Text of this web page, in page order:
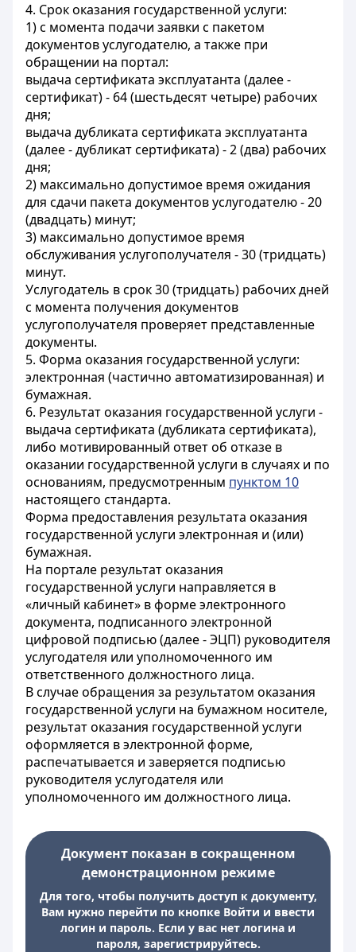
4. Срок оказания государственной услуги:
1) с момента подачи заявки с пакетом
документов услугодателю, а также при
обращении на портал:
выдача сертификата эксплуатанта (далее -
сертификат) - 64 (шестьдесят четыре) рабочих
дня;
выдача дубликата сертификата эксплуатанта
(далее - дубликат сертификата) - 2 (два) рабочих
дня;
2) максимально допустимое время ожидания
для сдачи пакета документов услугодателю - 20
(двадцать) минут;
3) максимально допустимое время
обслуживания услугополучателя - 30 (тридцать)
минут.
Услугодатель в срок 30 (тридцать) рабочих дней
с момента получения документов
услугополучателя проверяет представленные
документы.
5. Форма оказания государственной услуги:
электронная (частично автоматизированная) и
бумажная.
6. Результат оказания государственной услуги -
выдача сертификата (дубликата сертификата),
либо мотивированный ответ об отказе в
оказании государственной услуги в случаях и по
основаниям, предусмотренным пунктом 10
настоящего стандарта.
Форма предоставления результата оказания
государственной услуги электронная и (или)
бумажная.
На портале результат оказания
государственной услуги направляется в
«личный кабинет» в форме электронного
документа, подписанного электронной
цифровой подписью (далее - ЭЦП) руководителя
услугодателя или уполномоченного им
ответственного должностного лица.
В случае обращения за результатом оказания
государственной услуги на бумажном носителе,
результат оказания государственной услуги
оформляется в электронной форме,
распечатывается и заверяется подписью
руководителя услугодателя или
уполномоченного им должностного лица.
Документ показан в сокращенном
демонстрационном режиме
Для того, чтобы получить доступ к документу,
Вам нужно перейти по кнопке Войти и ввести
логин и пароль. Если у вас нет логина и
пароля, зарегистрируйтесь.